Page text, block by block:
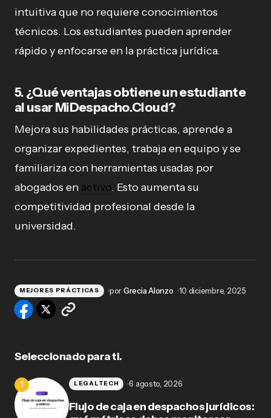
intuitiva que no requiere conocimientos
técnicos. Los estudiantes pueden aprender
rápido y enfocarse en la práctica jurídica.
5. ¿Qué ventajas obtiene un estudiante
al usar MiDespacho.Cloud?
Mejora sus habilidades prácticas, aprende a
organizar expedientes, trabaja en equipo y se
familiariza con herramientas usadas por
abogados en activo. Esto aumenta su
competitividad profesional desde la
universidad.
MEJORES PRÁCTICAS porGrecia Alonzo 10 diciembre, 2025
Seleccionado para ti.
Flujo de caja en despachos jurídicos:
LEGALTECH 6 agosto, 2026